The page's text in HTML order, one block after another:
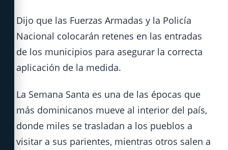
Dijo que las Fuerzas Armadas y la Policía
Nacional colocarán retenes en las entradas
de los municipios para asegurar la correcta
aplicación de la medida.
La Semana Santa es una de las épocas que
más dominicanos mueve al interior del país,
donde miles se trasladan a los pueblos a
visitar a sus parientes, mientras otros salen a